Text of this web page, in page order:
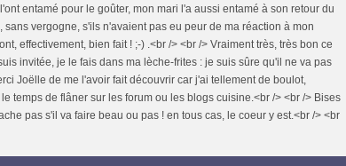
entamé pour le goûter, mon mari l'a aussi entamé à son retour du
vergogne, s'ils n'avaient pas eu peur de ma réaction à mon
effectivement, bien fait ! ;-) .<br /> <br /> Vraiment très, très bon ce
invitée, je le fais dans ma lèche-frites : je suis sûre qu'il ne va pas
Joëlle de me l'avoir fait découvrir car j'ai tellement de boulot,
temps de flâner sur les forum ou les blogs cuisine.<br /> <br /> Bises
pas s'il va faire beau ou pas ! en tous cas, le coeur y est.<br /> <br